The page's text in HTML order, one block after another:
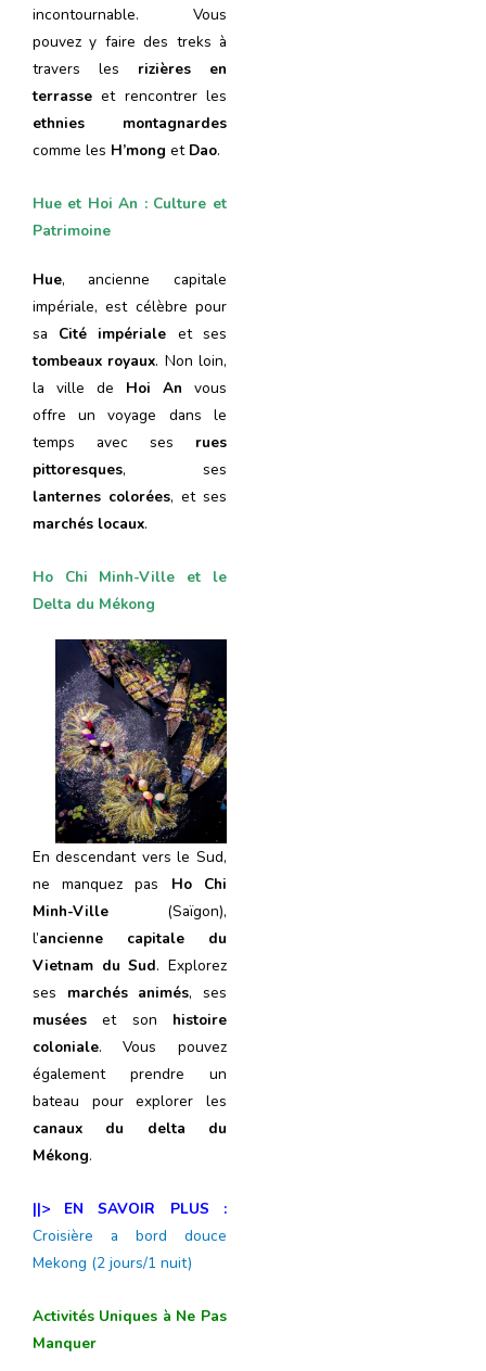
incontournable. Vous
pouvez y faire des treks à
travers les rizières en
terrasse et rencontrer les
ethnies montagnardes
comme les H’mong et Dao.
Hue et Hoi An : Culture et
Patrimoine
Hue, ancienne capitale
impériale, est célèbre pour
sa Cité impériale et ses
tombeaux royaux. Non loin,
la ville de Hoi An vous
offre un voyage dans le
temps avec ses rues
pittoresques, ses
lanternes colorées, et ses
marchés locaux.
Ho Chi Minh-Ville et le
Delta du Mékong
En descendant vers le Sud,
ne manquez pas Ho Chi
Minh-Ville (Saïgon),
l’ancienne capitale du
Vietnam du Sud. Explorez
ses marchés animés, ses
musées et son histoire
coloniale. Vous pouvez
également prendre un
bateau pour explorer les
canaux du delta du
Mékong.
||> EN SAVOIR PLUS :
Croisière a bord douce
Mekong (2 jours/1 nuit)
Activités Uniques à Ne Pas
Manquer